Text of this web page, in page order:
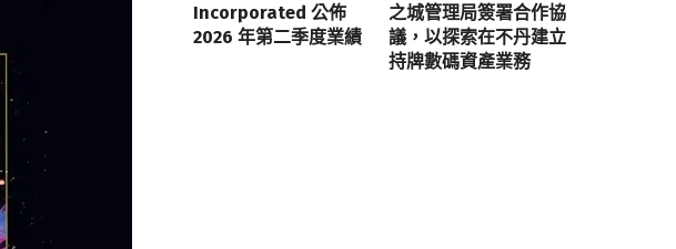
Incorporated 公佈
2026 年第二季度業績
之城管理局簽署合作協
議，以探索在不丹建立
持牌數碼資產業務